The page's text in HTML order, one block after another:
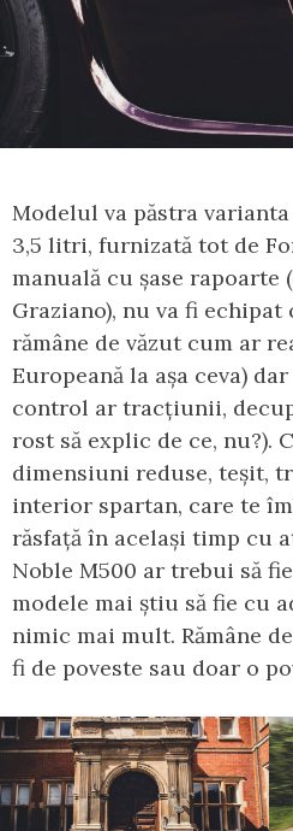
Modelul va păstra
3,5 litri, furnizată tot de
manuală cu șase rapoarte
Graziano), nu va fi echipat
rămâne de văzut cum ar
Europeană la așa ceva)
control ar tracțiunii,
rost să explic de ce, nu?).
dimensiuni reduse, teșit,
interior spartan, care te
răsfață în același timp cu
Noble M500 ar trebui să
modele mai știu să fie cu
nimic mai mult. Rămâne
fi de poveste sau doar o